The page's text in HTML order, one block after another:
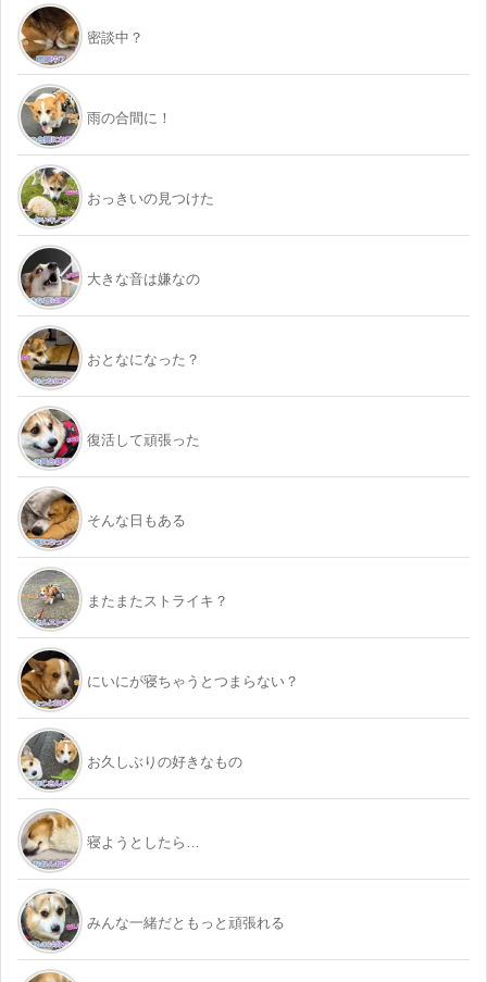
密談中？
雨の合間に！
おっきいの見つけた
大きな音は嫌なの
おとなになった？
復活して頑張った
そんな日もある
またまたストライキ？
にいにが寝ちゃうとつまらない？
お久しぶりの好きなもの
寝ようとしたら…
みんな一緒だともっと頑張れる